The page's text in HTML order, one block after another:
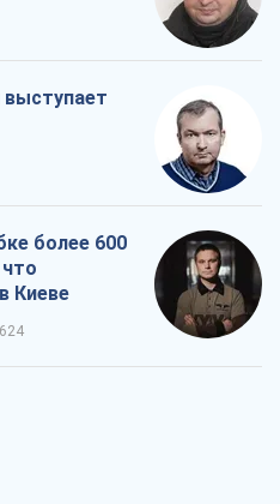
выступает
более 600
Киеве
624